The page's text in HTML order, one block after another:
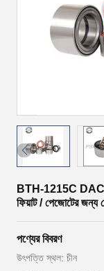
BTH-1215C
ফিয়াট / পেজোটের জন্য
পণ্যের বিবরণ
উৎপত্তি স্থল: চীন